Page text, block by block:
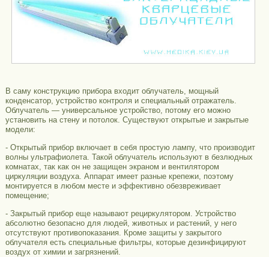
В саму конструкцию прибора входит облучатель, мощный
конденсатор, устройство контроля и специальный отражатель.
Облучатель — универсальное устройство, потому его можно
установить на стену и потолок. Существуют открытые и закрытые
модели:
- Открытый прибор включает в себя простую лампу, что производит
волны ультрафиолета. Такой облучатель используют в безлюдных
комнатах, так как он не защищен экраном и вентилятором
циркуляции воздуха. Аппарат имеет разные крепежи, поэтому
монтируется в любом месте и эффективно обезвреживает
помещение;
- Закрытый прибор еще называют рециркулятором. Устройство
абсолютно безопасно для людей, животных и растений, у него
отсутствуют противопоказания. Кроме защиты у закрытого
облучателя есть специальные фильтры, которые дезинфицируют
воздух от химии и загрязнений.